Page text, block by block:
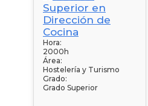
Hora:
2000h
Área:
Hostelería y Turismo
Grado:
Grado Superior